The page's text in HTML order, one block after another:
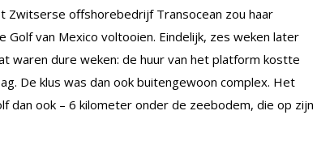
Zwitserse offshorebedrijf Transocean zou haar
van Mexico voltooien. Eindelijk, zes weken later
waren dure weken: de huur van het platform kostte
De klus was dan ook buitengewoon complex. Het
dan ook – 6 kilometer onder de zeebodem, die op zijn